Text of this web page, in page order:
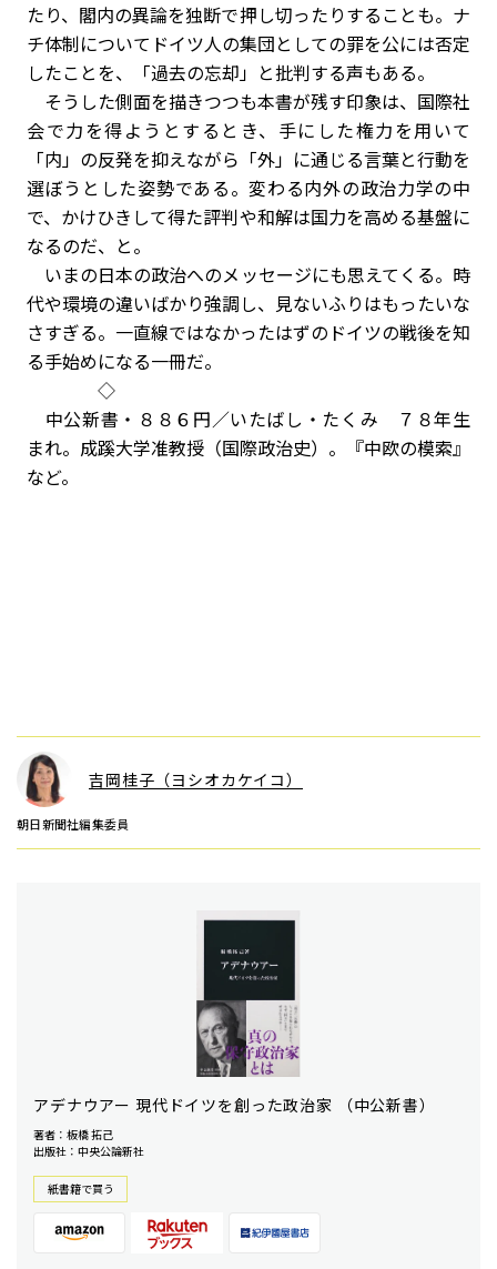
たり、閣内の異論を独断で押し切ったりすることも。ナ
チ体制についてドイツ人の集団としての罪を公には否定
したことを、「過去の忘却」と批判する声もある。
そうした側面を描きつつも本書が残す印象は、国際社
会で力を得ようとするとき、手にした権力を用いて
「内」の反発を抑えながら「外」に通じる言葉と行動を
選ぼうとした姿勢である。変わる内外の政治力学の中
で、かけひきして得た評判や和解は国力を高める基盤に
なるのだ、と。
いまの日本の政治へのメッセージにも思えてくる。時
代や環境の違いばかり強調し、見ないふりはもったいな
さすぎる。一直線ではなかったはずのドイツの戦後を知
る手始めになる一冊だ。
◇
中公新書・８８６円／いたばし・たくみ ７８年生
まれ。成蹊大学准教授（国際政治史）。『中欧の模索』
など。
吉岡桂子（ヨシオカケイコ）
朝日新聞社編集委員
アデナウアー 現代ドイツを創った政治家 （中公新書）
著者：板橋 拓己
出版社：中央公論新社
紙書籍で買う